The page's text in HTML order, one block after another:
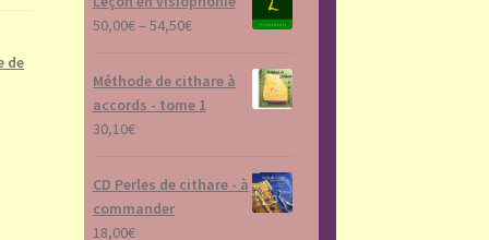
de
50,00€– 54,50€
Méthode de cithare à
accords - tome 1
30,10€
CD Perles de cithare - à
commander
18,00€